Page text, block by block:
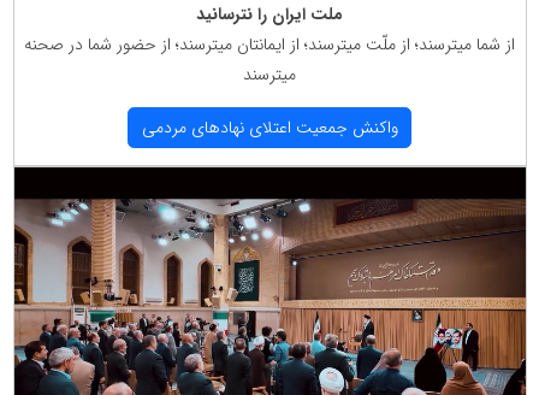
ملت ایران را نترسانید
از شما میترسند؛ از ملّت میترسند؛ از ایمانتان میترسند؛ از حضور شما در صحنه
میترسند
واكنش جمعیت اعتلای نهادهای مردمی